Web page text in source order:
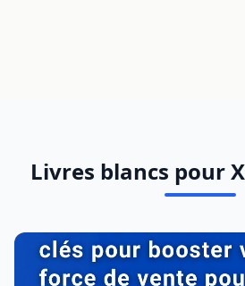
Livres blancs pour